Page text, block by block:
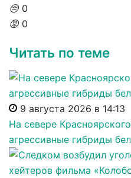
😔 0
😡 0
Читать по теме
9 августа 2026 в 14:13
На севере
агрессивные гибриды